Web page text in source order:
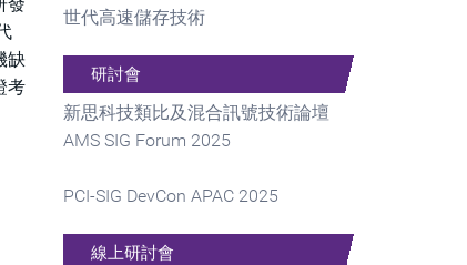
缺
考
世代高速儲存技術
研討會
新思科技類比及混合訊號技術論壇
AMS SIG Forum 2025
PCI-SIG DevCon APAC 2025
線上研討會